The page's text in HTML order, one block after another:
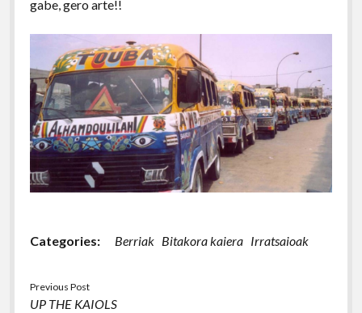
gabe, gero arte!!
Categories: Berriak Bitakora kaiera Irratsaioak
Previous Post
UP THE KAIOLS